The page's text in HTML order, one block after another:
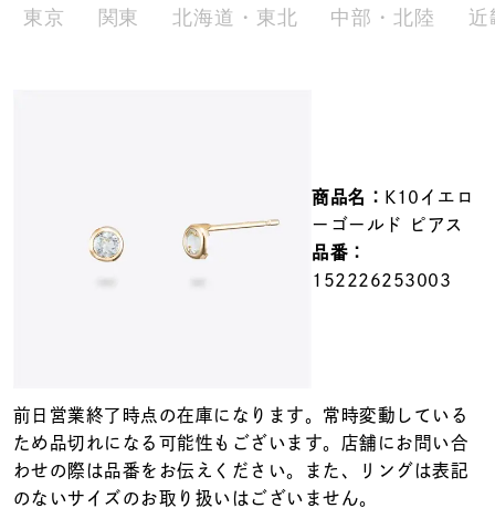
在庫ありのみ すべて表示
東京 関東 北海道・東北 中部・北陸 近
商品名： K10イエロ
ーゴールド ピアス
品番：
152226253003
前日営業終了時点の在庫になります。常時変動している
ため品切れになる可能性もございます。店舗にお問い合
わせの際は品番をお伝えください。また、リングは表記
のないサイズのお取り扱いはございません。